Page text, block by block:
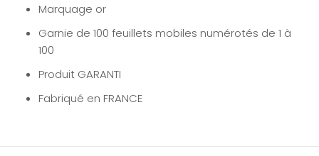
Marquage or
Garnie de 100 feuillets mobiles numérotés de 1 à
100
Produit GARANTI
Fabriqué en FRANCE